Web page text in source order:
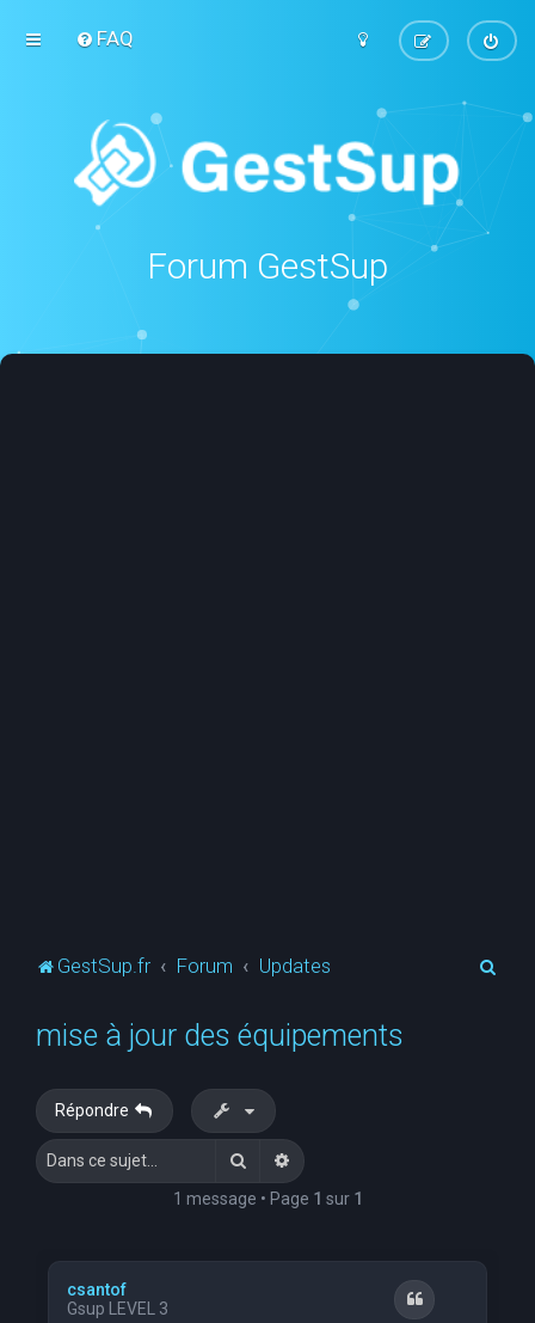
FAQ
Forum GestSup
GestSup.fr Forum Updates
mise à jour des équipements
Répondre
RechercherRecherche avancée
1 message • Page 1 sur 1
csantof
Gsup LEVEL 3
Citation